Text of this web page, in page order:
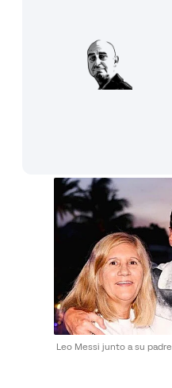
Leo Messi junto a su